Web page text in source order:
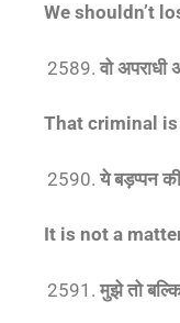
We shouldn’t
वो अपराधी
That criminal
ये बड़प्पन
It is not a
मुझे तो